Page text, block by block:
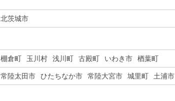
北茨城市
棚倉町 玉川村 浅川町 古殿町 いわき市 楢葉町
常陸太田市 ひたちなか市 常陸大宮市 城里町 土浦市